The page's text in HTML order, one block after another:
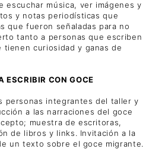
escuchar música, ver imágenes y
y notas periodísticas que
que fueron señaladas para no
tanto a personas que escriben
tienen curiosidad y ganas de
ESCRIBIR CON GOCE
personas integrantes del taller y
a las narraciones del goce
muestra de escritoras,
de libros y links. Invitación a la
un texto sobre el goce migrante.